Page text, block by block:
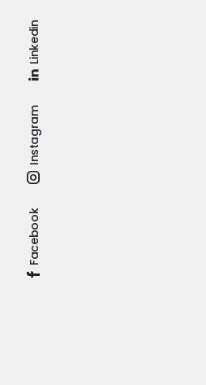
Facebook
Instagram
Linkedin